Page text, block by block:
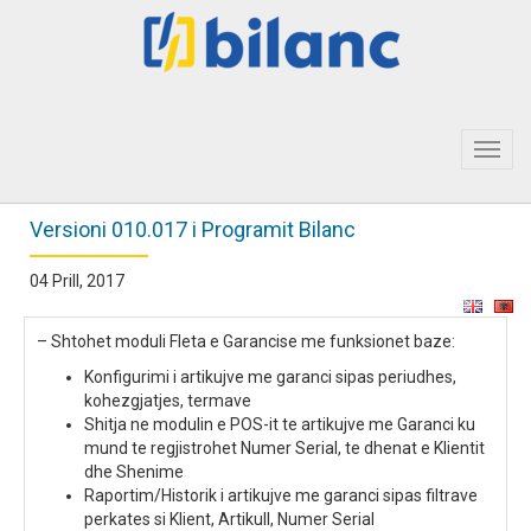
Versioni 010.017 i Programit Bilanc
04 Prill, 2017
– Shtohet moduli Fleta e Garancise me funksionet baze:
Konfigurimi i artikujve me garanci sipas periudhes,
kohezgjatjes, termave
Shitja ne modulin e POS-it te artikujve me Garanci ku
mund te regjistrohet Numer Serial, te dhenat e Klientit
dhe Shenime
Raportim/Historik i artikujve me garanci sipas filtrave
perkates si Klient, Artikull, Numer Serial